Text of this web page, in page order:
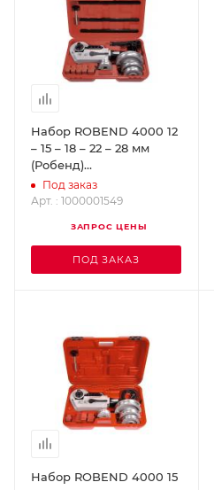
Набор ROBEND 4000 12
– 15 – 18 – 22 – 28 мм
(Робенд)
ROTHENBERGER
1000001549
Под заказ
Арт. : 1000001549
ЗАПРОС ЦЕНЫ
ПОД ЗАКАЗ
Набор ROBEND 4000 15